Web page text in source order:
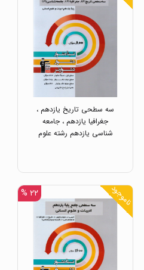
سه سطحی تاریخ یازدهم ،
جغرافیا یازدهم ، جامعه
شناسی یازدهم رشته علوم
ناموجود ۲۲ %